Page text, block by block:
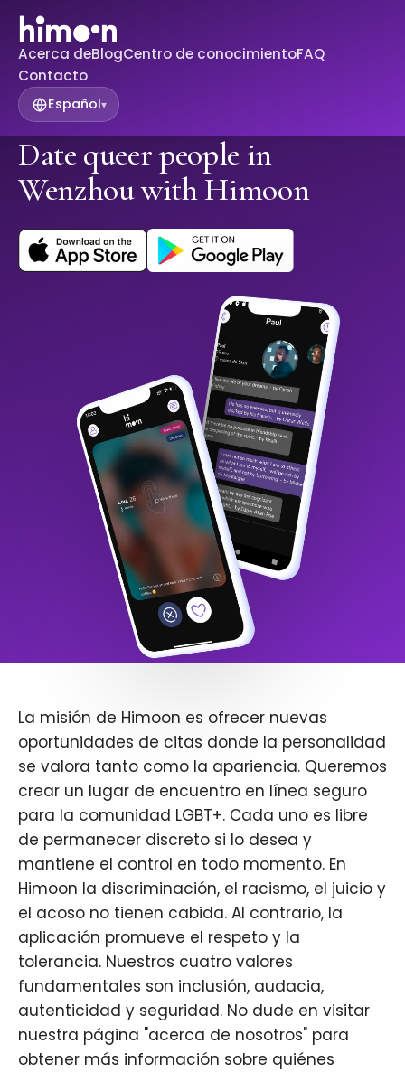
Acerca deBlogCentro de conocimientoFAQ
Contacto
Español▾
Date queer people in
Wenzhou with Himoon
La misión de Himoon es ofrecer nuevas
oportunidades de citas donde la personalidad
se valora tanto como la apariencia. Queremos
crear un lugar de encuentro en línea seguro
para la comunidad LGBT+. Cada uno es libre
de permanecer discreto si lo desea y
mantiene el control en todo momento. En
Himoon la discriminación, el racismo, el juicio y
el acoso no tienen cabida. Al contrario, la
aplicación promueve el respeto y la
tolerancia. Nuestros cuatro valores
fundamentales son inclusión, audacia,
autenticidad y seguridad. No dude en visitar
nuestra página "acerca de nosotros" para
obtener más información sobre quiénes